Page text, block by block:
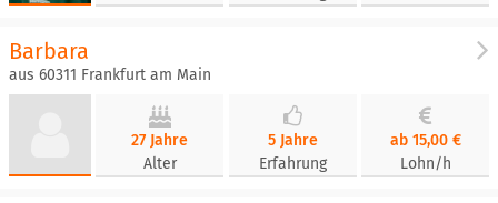
Barbara
aus 60311 Frankfurt am Main
27 Jahre
Alter
5 Jahre
Erfahrung
ab 15,00 €
Lohn/h